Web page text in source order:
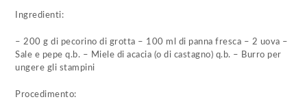
Ingredienti:
– 200 g di pecorino di grotta – 100 ml di panna fresca – 2 uova –
Sale e pepe q.b. – Miele di acacia (o di castagno) q.b. – Burro per
ungere gli stampini
Procedimento: